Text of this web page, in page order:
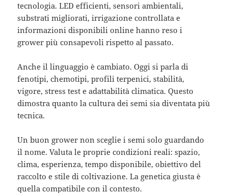
tecnologia. LED efficienti, sensori ambientali,
substrati migliorati, irrigazione controllata e
informazioni disponibili online hanno reso i
grower più consapevoli rispetto al passato.
Anche il linguaggio è cambiato. Oggi si parla di
fenotipi, chemotipi, profili terpenici, stabilità,
vigore, stress test e adattabilità climatica. Questo
dimostra quanto la cultura dei semi sia diventata più
tecnica.
Un buon grower non sceglie i semi solo guardando
il nome. Valuta le proprie condizioni reali: spazio,
clima, esperienza, tempo disponibile, obiettivo del
raccolto e stile di coltivazione. La genetica giusta è
quella compatibile con il contesto.